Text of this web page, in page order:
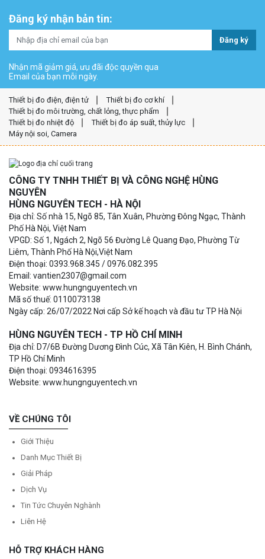
Đăng ký nhận bản tin:
Đăng ký
Nhận mã giảm giá, ưu đãi độc quyền qua
Email của bạn mỗi ngày.
Thiết bị đo điện, điện tử
Thiết bị đo cơ khí
Thiết bị đo môi trường, chất lỏng, thực phẩm
Thiết bị đo nhiệt độ
Thiết bị đo áp suất, thủy lực
Máy nội soi, Camera
CÔNG TY TNHH THIẾT BỊ VÀ CÔNG NGHỆ HÙNG
NGUYÊN
HÙNG NGUYÊN TECH - HÀ NỘI
Địa chỉ: Số nhà 15, Ngõ 85, Tân Xuân, Phường Đông Ngạc, Thành
Phố Hà Nội, Việt Nam
VPGD: Số 1, Ngách 2, Ngõ 56 Đường Lê Quang Đạo, Phường Từ
Liêm, Thành Phố Hà Nội,Việt Nam
Điện thoại: 0393.968.345 / 0976.082.395
Email: vantien2307@gmail.com
Website: www.hungnguyentech.vn
Mã số thuế: 0110073138
Ngày cấp: 26/07/2022 Nơi cấp Sở kế hoạch và đầu tư TP Hà Nội
HÙNG NGUYÊN TECH - TP HỒ CHÍ MINH
Địa chỉ: D7/6B Đường Dương Đình Cúc, Xã Tân Kiên, H. Bình Chánh,
TP Hồ Chí Minh
Điện thoại: 0934616395
Website: www.hungnguyentech.vn
VỀ CHÚNG TÔI
Giới Thiệu
Danh Mục Thiết Bị
Giải Pháp
Dịch Vụ
Tin Tức Chuyên Nghành
Liên Hệ
HỖ TRỢ KHÁCH HÀNG